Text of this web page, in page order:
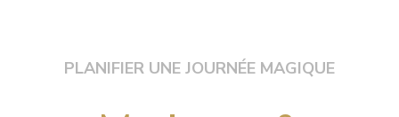
PLANIFIER UNE JOURNÉE MAGIQUE